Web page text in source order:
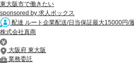
東大阪市で働きたい
sponsored by 求人ボックス
配達 ルート企業配送/日当保証最大15000円/
株式会社真商
大阪府 東大阪
業務委託